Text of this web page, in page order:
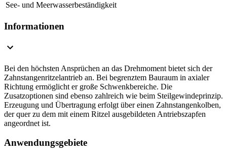
See- und Meerwasserbeständigkeit
Informationen
Bei den höchsten Ansprüchen an das Drehmoment bietet sich der
Zahnstangenritzelantrieb an. Bei begrenztem Bauraum in axialer
Richtung ermöglicht er große Schwenkbereiche. Die
Zusatzoptionen sind ebenso zahlreich wie beim Steilgewindeprinzip.
Erzeugung und Übertragung erfolgt über einen Zahnstangenkolben,
der quer zu dem mit einem Ritzel ausgebildeten Antriebszapfen
angeordnet ist.
Anwendungsgebiete